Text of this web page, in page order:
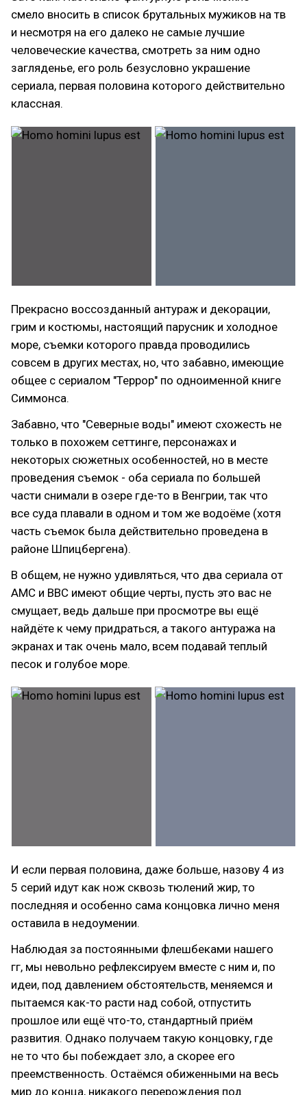
смело вносить в список брутальных мужиков на тв
и несмотря на его далеко не самые лучшие
человеческие качества, смотреть за ним одно
загляденье, его роль безусловно украшение
сериала, первая половина которого действительно
классная.
Прекрасно воссозданный антураж и декорации,
грим и костюмы, настоящий парусник и холодное
море, съемки которого правда проводились
совсем в других местах, но, что забавно, имеющие
общее с сериалом "Террор" по одноименной книге
Симмонса.
Забавно, что "Северные воды" имеют схожесть не
только в похожем сеттинге, персонажах и
некоторых сюжетных особенностей, но в месте
проведения съемок - оба сериала по большей
части снимали в озере где-то в Венгрии, так что
все суда плавали в одном и том же водоёме (хотя
часть съемок была действительно проведена в
районе Шпицбергена).
В общем, не нужно удивляться, что два сериала от
АМС и BBC имеют общие черты, пусть это вас не
смущает, ведь дальше при просмотре вы ещё
найдёте к чему придраться, а такого антуража на
экранах и так очень мало, всем подавай теплый
песок и голубое море.
И если первая половина, даже больше, назову 4 из
5 серий идут как нож сквозь тюлений жир, то
последняя и особенно сама концовка лично меня
оставила в недоумении.
Наблюдая за постоянными флешбеками нашего
гг, мы невольно рефлексируем вместе с ним и, по
идеи, под давлением обстоятельств, меняемся и
пытаемся как-то расти над собой, отпустить
прошлое или ещё что-то, стандартный приём
развития. Однако получаем такую концовку, где
не то что бы побеждает зло, а скорее его
преемственность. Остаёмся обиженными на весь
мир до конца, никакого перерождения под